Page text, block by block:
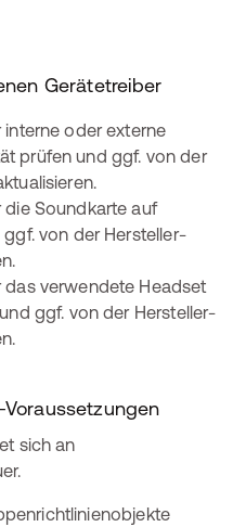
Gerätetreiber
interne oder externe
prüfen und ggf. von der
die Soundkarte auf
von der Hersteller-
das verwendete Headset
ggf. von der Hersteller-
sich an